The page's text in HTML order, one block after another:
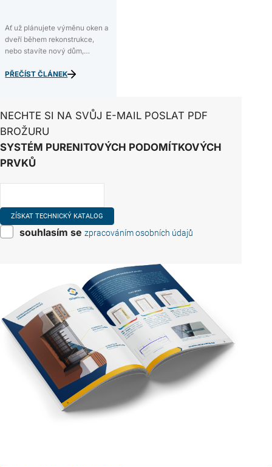
Ať už plánujete výměnu oken a
dveří během rekonstrukce,
nebo stavíte nový dům,
protopit víc, než je nutné. Aby
vzniklé tepelné mosty. Tento
úkol…
PŘEČÍST ČLÁNEK
NECHTE SI NA SVŮJ E-MAIL POSLAT PDF
BROŽURU
SYSTÉM PURENITOVÝCH PODOMÍTKOVÝCH
PRVKŮ
souhlasím se zpracováním osobních údajů